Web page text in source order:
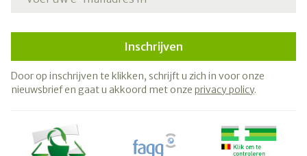
Inschrijven
Door op inschrijven te klikken, schrijft u zich in voor onze
nieuwsbrief en gaat u akkoord met onze privacy policy.